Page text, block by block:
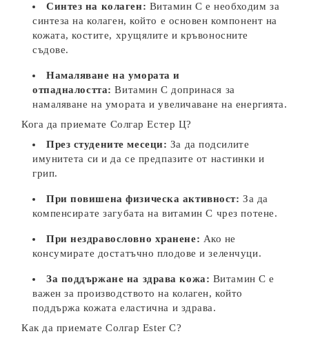
Синтез на колаген: Витамин C е необходим за
синтеза на колаген, който е основен компонент на
кожата, костите, хрущялите и кръвоносните
съдове.
Намаляване на умората и
отпадналостта: Витамин C допринася за
намаляване на умората и увеличаване на енергията.
Кога да приемате Солгар Естер Ц?
През студените месеци: За да подсилите
имунитета си и да се предпазите от настинки и
грип.
При повишена физическа активност: За да
компенсирате загубата на витамин C чрез потене.
При нездравословно хранене: Ако не
консумирате достатъчно плодове и зеленчуци.
За поддържане на здрава кожа: Витамин C е
важен за производството на колаген, който
поддържа кожата еластична и здрава.
Как да приемате Солгар Ester C?